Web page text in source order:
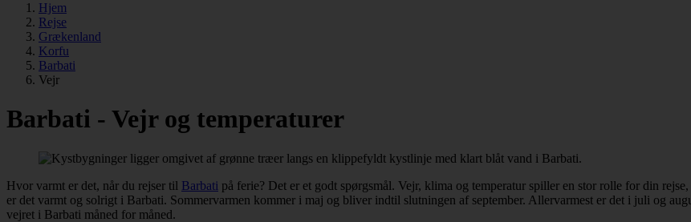
Hjem
Rejse
Grækenland
Korfu
Barbati
Vejr
Barbati - Vejr og temperaturer
Hvor varmt er det, når du rejser til Barbati på ferie? Det er et godt spørgsmål. Vejr, klima og temperatur spiller en stor rolle for din
er det varmt og solrigt i Barbati. Sommervarmen kommer i maj og bliver indtil slutningen af september. Allervarmest er det i juli og
vejret i Barbati måned for måned.